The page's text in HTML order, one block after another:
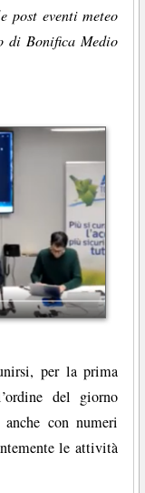
post eventi meteo
di Bonifica Medio
per la prima
del giorno
con numeri
le attività